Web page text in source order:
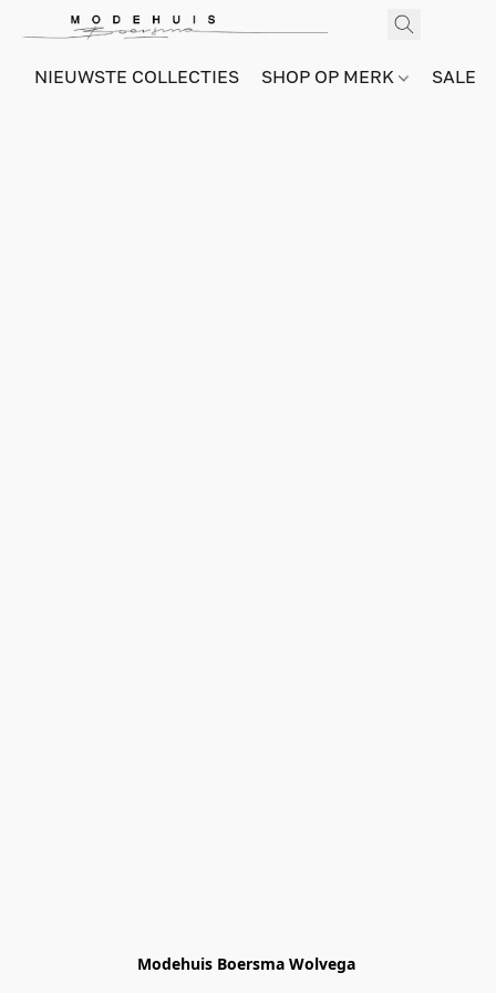
NIEUWSTE COLLECTIES SHOP OP MERK SALE
Modehuis Boersma Wolvega